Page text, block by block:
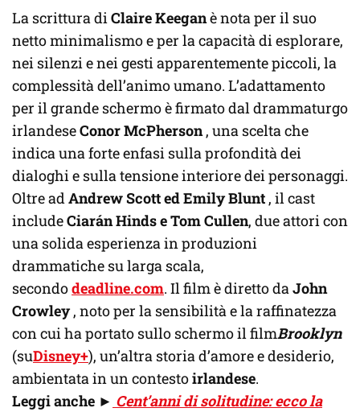
La scrittura diClaire Keeganè nota per il suo
netto minimalismo e per la capacità di esplorare,
nei silenzi e nei gesti apparentemente piccoli, la
complessità dell’animo umano. L’adattamento
per il grande schermo è firmato dal drammaturgo
irlandeseConor McPherson, una scelta che
indica una forte enfasi sulla profondità dei
dialoghi e sulla tensione interiore dei personaggi.
Oltre adAndrew Scott ed Emily Blunt , il cast
includeCiarán Hinds e Tom Cullen, due attori con
una solida esperienza in produzioni
drammatiche su larga scala,
secondodeadline.com. Il film è diretto daJohn
Crowley, noto per la sensibilità e la raffinatezza
con cui ha portato sullo schermo il filmBrooklyn
(suDisney+), un’altra storia d’amore e desiderio,
ambientata in un contestoirlandese.
Leggi anche ► Cent’anni di solitudine: ecco la